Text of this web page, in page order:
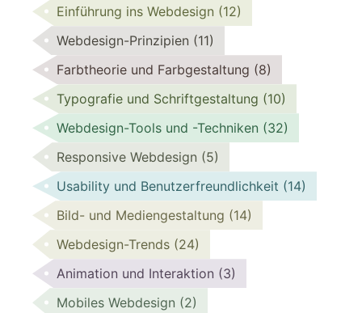
Einführung ins Webdesign (12)
Webdesign-Prinzipien (11)
Farbtheorie und Farbgestaltung (8)
Typografie und Schriftgestaltung (10)
Webdesign-Tools und -Techniken (32)
Responsive Webdesign (5)
Usability und Benutzerfreundlichkeit (14)
Bild- und Mediengestaltung (14)
Webdesign-Trends (24)
Animation und Interaktion (3)
Mobiles Webdesign (2)